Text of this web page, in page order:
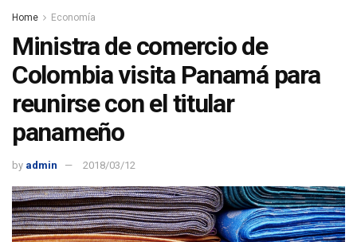
Home Economía
Ministra de comercio de
Colombia visita Panamá para
reunirse con el titular
panameño
by admin 2018/03/12